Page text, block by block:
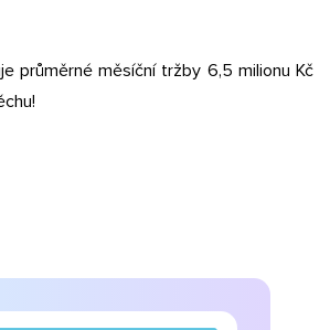
průměrné měsíční tržby 6,5 milionu Kč